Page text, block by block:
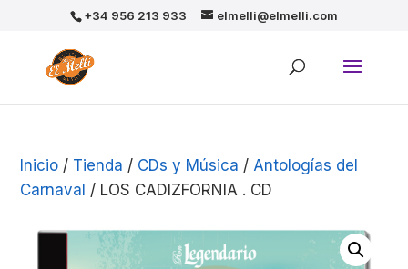
+34 956 213 933 elmelli@elmelli.com
Inicio / Tienda / CDs y Música / Antologías del
Carnaval / LOS CADIZFORNIA . CD